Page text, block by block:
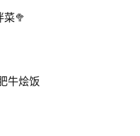
菜🥦
牛烩饭